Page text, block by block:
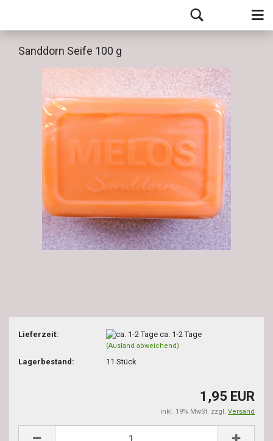
Sanddorn Seife 100 g
Lieferzeit: ca. 1-2 Tage
(Ausland abweichend)
Lagerbestand: 11Stück
1,95 EUR
inkl. 19% MwSt. zzgl. Versand